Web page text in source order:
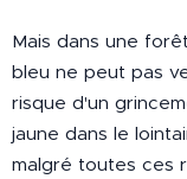
Mais dans une
bleu ne peut pas
risque d'un
jaune dans le
malgré toutes ces